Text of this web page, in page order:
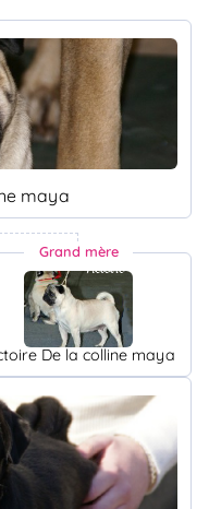
maya
Grand mère
De la colline maya